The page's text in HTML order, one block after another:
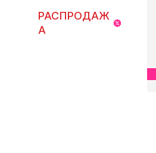
РАСПРОДАЖ
А